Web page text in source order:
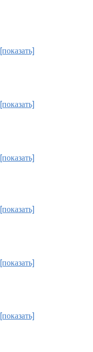
[показать]
[показать]
[показать]
[показать]
[показать]
[показать]